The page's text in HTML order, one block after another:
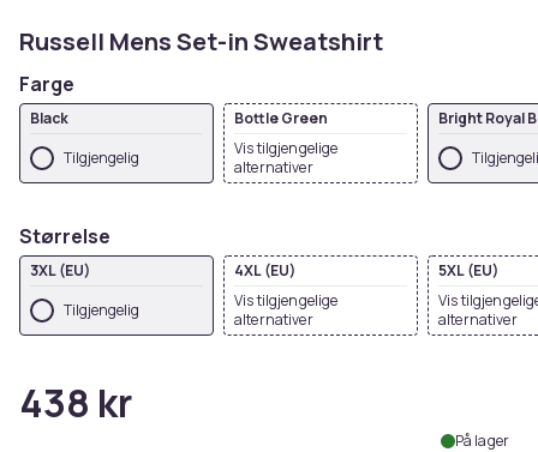
Russell Mens Set-in Sweatshirt
Farge
Black
Tilgjengelig
Bottle Green
Vis tilgjengelige
alternativer
Bright Royal
Størrelse
3XL (EU)
Tilgjengelig
4XL (EU)
Vis tilgjengelige
alternativer
5XL (EU)
Vis
alternativer
438 kr
På lager